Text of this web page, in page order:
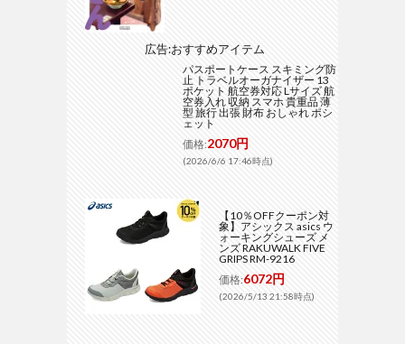
広告:おすすめアイテム
パスポートケース スキミング防
止 トラベルオーガナイザー 13
ポケット 航空券対応 Lサイズ 航
空券入れ 収納 スマホ 貴重品 薄
型 旅行 出張 財布 おしゃれ ポシ
ェット
価格:2070円
(2026/6/6 17:46時点)
【10％OFFクーポン対
象】アシックス asics ウ
ォーキングシューズ メ
ンズ RAKUWALK FIVE
GRIPS RM-9216
価格:6072円
(2026/5/13 21:58時点)